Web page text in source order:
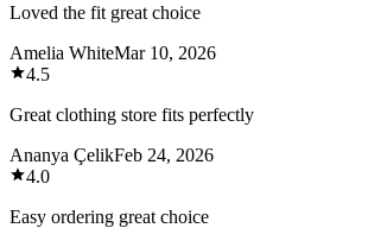
Loved the fit great choice
Amelia WhiteMar 10, 2026
4.5
Great clothing store fits perfectly
Ananya ÇelikFeb 24, 2026
4.0
Easy ordering great choice